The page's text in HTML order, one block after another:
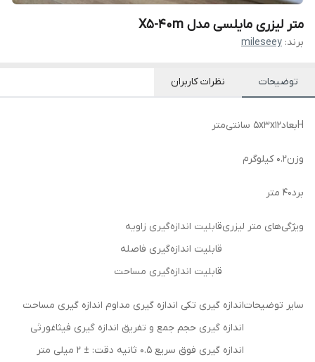
متر لیزری مایلسی مدل X5-40m
برند: mileseey
توضیحات نظرات کاربران
Hبعاد ۵x۳x۱۲ سانتی‌متر
وزن۰.۲ کیلوگرم
برد۴۰ متر
ویژگی‌های متر لیزریقابلیت اندازه‌گیری زاویه
قابلیت اندازه‌گیری فاصله
قابلیت اندازه‌گیری مساحت
سایر توضیحاتاندازه گیری تکی اندازه گیری مداوم اندازه گیری مساحت
اندازه گیری حجم جمع و تفریق اندازه گیری فیثاغورثی
اندازه گیری فوق سریع ۰.۵ ثانیه دقت: ± ۲ میلی متر